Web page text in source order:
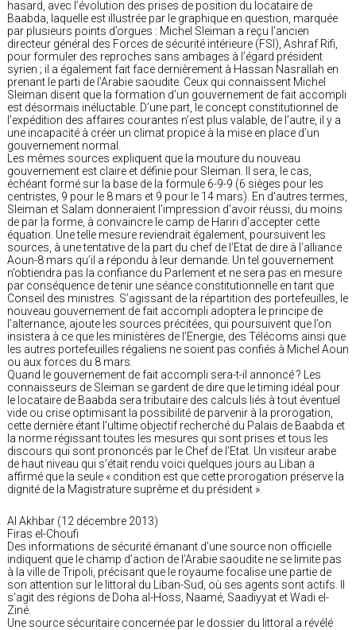
hasard, avec l’évolution des prises de position du locataire de
Baabda, laquelle est illustrée par le graphique en question, marquée
par plusieurs points d’orgues : Michel Sleiman a reçu l’ancien
directeur général des Forces de sécurité intérieure (FSI), Ashraf Rifi,
pour formuler des reproches sans ambages à l’égard président
syrien ; il a également fait face dernièrement à Hassan Nasrallah en
prenant le parti de l’Arabie saoudite. Ceux qui connaissent Michel
Sleiman disent que la formation d’un gouvernement de fait accompli
est désormais inéluctable. D’une part, le concept constitutionnel de
l’expédition des affaires courantes n’est plus valable, de l’autre, il y a
une incapacité à créer un climat propice à la mise en place d’un
gouvernement normal.
Les mêmes sources expliquent que la mouture du nouveau
gouvernement est claire et définie pour Sleiman. Il sera, le cas,
échéant formé sur la base de la formule 6-9-9 (6 sièges pour les
centristes, 9 pour le 8 mars et 9 pour le 14 mars). En d’autres termes,
Sleiman et Salam donneraient l’impression d’avoir réussi, du moins
de par la forme, à convaincre le camp de Hariri d’accepter cette
équation. Une telle mesure reviendrait également, poursuivent les
sources, à une tentative de la part du chef de l’Etat de dire à l’alliance
Aoun-8 mars qu’il a répondu à leur demande. Un tel gouvernement
n’obtiendra pas la confiance du Parlement et ne sera pas en mesure
par conséquence de tenir une séance constitutionnelle en tant que
Conseil des ministres. S’agissant de la répartition des portefeuilles, le
nouveau gouvernement de fait accompli adoptera le principe de
l’alternance, ajoute les sources précitées, qui poursuivent que l’on
insistera à ce que les ministères de l’Energie, des Télécoms ainsi que
les autres portefeuilles régaliens ne soient pas confiés à Michel Aoun
ou aux forces du 8 mars.
Quand le gouvernement de fait accompli sera-t-il annoncé ? Les
connaisseurs de Sleiman se gardent de dire que le timing idéal pour
le locataire de Baabda sera tributaire des calculs liés à tout éventuel
vide ou crise optimisant la possibilité de parvenir à la prorogation,
cette dernière étant l’ultime objectif recherché du Palais de Baabda et
la norme régissant toutes les mesures qui sont prises et tous les
discours qui sont prononcés par le Chef de l’Etat. Un visiteur arabe
de haut niveau qui s’était rendu voici quelques jours au Liban a
affirmé que la seule « condition est que cette prorogation préserve la
dignité de la Magistrature suprême et du président ».
Al Akhbar (12 décembre 2013)
Firas el-Choufi
Des informations de sécurité émanant d’une source non officielle
indiquent que le champ d’action de l’Arabie saoudite ne se limite pas
à la ville de Tripoli, précisant que le royaume focalise une partie de
son attention sur le littoral du Liban-Sud, où ses agents sont actifs. Il
s’agit des régions de Doha al-Hoss, Naamé, Saadiyyat et Wadi el-
Ziné.
Une source sécuritaire concernée par le dossier du littoral a révélé